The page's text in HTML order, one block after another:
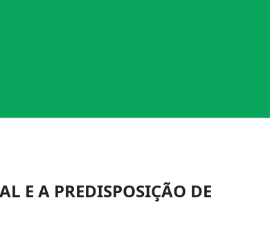
E A PREDISPOSIÇÃO DE